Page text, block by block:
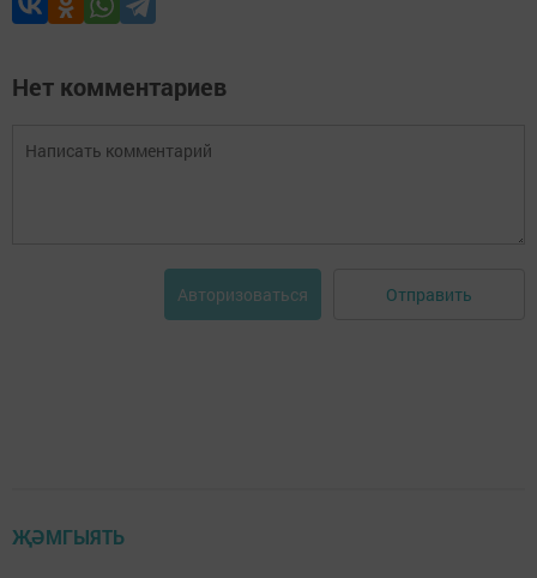
Нет комментариев
Авторизоваться Отправить
ҖӘМГЫЯТЬ